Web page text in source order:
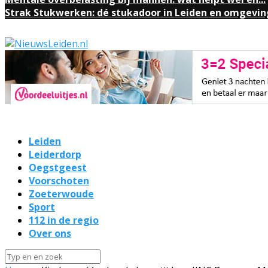
Strak Stukwerken: dé stukadoor in Leiden en
Leiden
Leiderdorp
Oegstgeest
Voorschoten
Zoeterwoude
Sport
112 in de regio
Over ons